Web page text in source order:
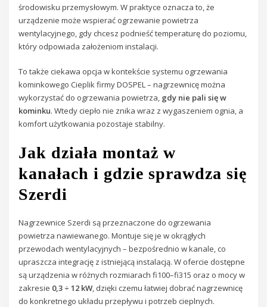
środowisku przemysłowym. W praktyce oznacza to, że
urządzenie może wspierać ogrzewanie powietrza
wentylacyjnego, gdy chcesz podnieść temperaturę do poziomu,
który odpowiada założeniom instalacji.
To także ciekawa opcja w kontekście systemu ogrzewania
kominkowego Cieplik firmy DOSPEL – nagrzewnicę można
wykorzystać do ogrzewania powietrza, gdy nie pali się w
kominku. Wtedy ciepło nie znika wraz z wygaszeniem ognia, a
komfort użytkowania pozostaje stabilny.
Jak działa montaż w
kanałach i gdzie sprawdza się
Szerdi
Nagrzewnice Szerdi są przeznaczone do ogrzewania
powietrza nawiewanego. Montuje się je w okrągłych
przewodach wentylacyjnych – bezpośrednio w kanale, co
upraszcza integrację z istniejącą instalacją. W ofercie dostępne
są urządzenia w różnych rozmiarach fi100–fi315 oraz o mocy w
zakresie 0,3 ÷ 12 kW, dzięki czemu łatwiej dobrać nagrzewnicę
do konkretnego układu przepływu i potrzeb cieplnych.